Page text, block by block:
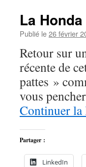
La
Publié le26 février
Retour sur
récente de
pattes »
vous
Continuer la
Partager :
LinkedIn